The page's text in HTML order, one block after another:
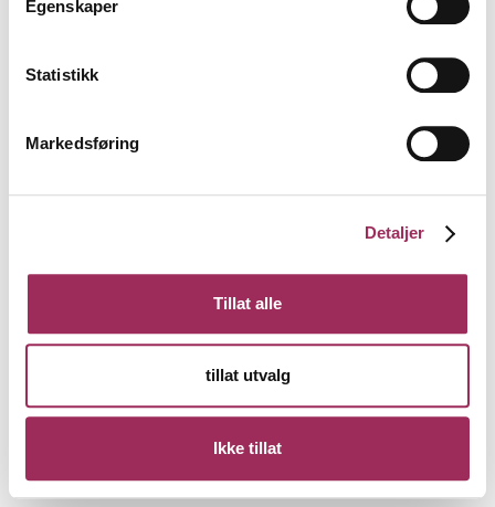
Egenskaper
Statistikk
Markedsføring
Detaljer
Tillat alle
tillat utvalg
Ikke tillat